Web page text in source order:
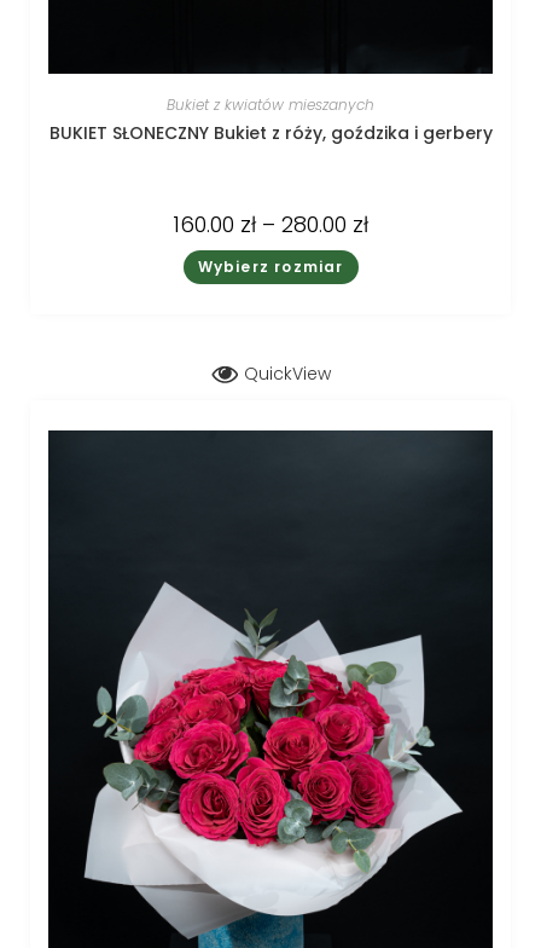
Bukiet z kwiatów mieszanych
BUKIET SŁONECZNY Bukiet z róży, goździka i gerbery
160.00 zł– 280.00 zł
Wybierz rozmiar
QuickView